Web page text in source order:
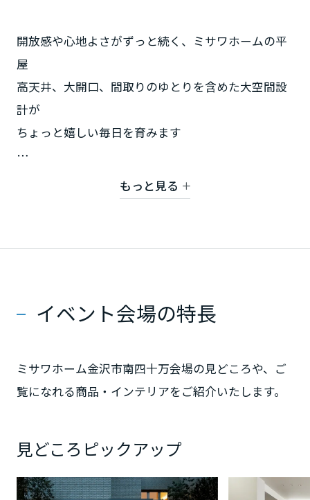
開放感や心地よさがずっと続く、ミサワホームの平
屋
高天井、大開口、間取りのゆとりを含めた大空間設
計が
ちょっと嬉しい毎日を育みます
さらに蔵やロフトの収納力が住空間に無駄なモノを
もっと見る
イベント会場の特長
ミサワホーム金沢市南四十万会場の見どころや、ご
覧になれる商品・インテリアをご紹介いたします。
見どころピックアップ
新潟県
三重県